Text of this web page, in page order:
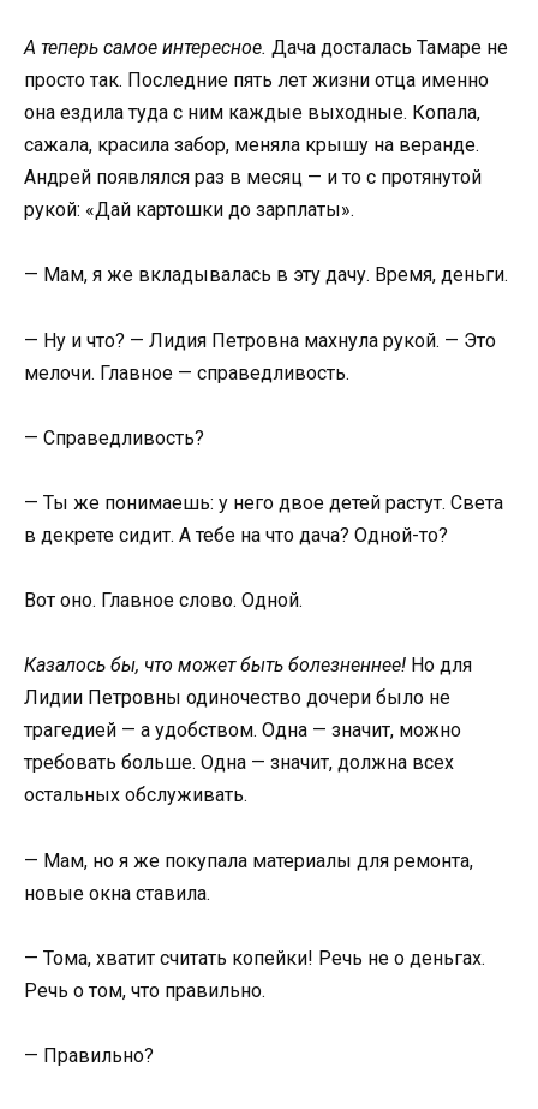
А теперь самое интересное. Дача досталась Тамаре не
просто так. Последние пять лет жизни отца именно
она ездила туда с ним каждые выходные. Копала,
сажала, красила забор, меняла крышу на веранде.
Андрей появлялся раз в месяц — и то с протянутой
рукой: «Дай картошки до зарплаты».
— Мам, я же вкладывалась в эту дачу. Время, деньги.
— Ну и что? — Лидия Петровна махнула рукой. — Это
мелочи. Главное — справедливость.
— Справедливость?
— Ты же понимаешь: у него двое детей растут. Света
в декрете сидит. А тебе на что дача? Одной-то?
Вот оно. Главное слово. Одной.
Казалось бы, что может быть болезненнее! Но для
Лидии Петровны одиночество дочери было не
трагедией — а удобством. Одна — значит, можно
требовать больше. Одна — значит, должна всех
остальных обслуживать.
— Мам, но я же покупала материалы для ремонта,
новые окна ставила.
— Тома, хватит считать копейки! Речь не о деньгах.
Речь о том, что правильно.
— Правильно?